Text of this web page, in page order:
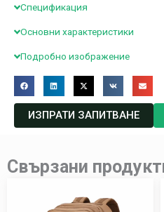
Спецификация
Основни характеристики
Подробно изображение
ИЗПРАТИ ЗАПИТВАНЕ
Свързани